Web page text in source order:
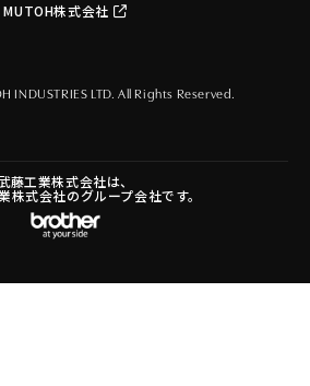
MUTOH株式会社
INDUSTRIES LTD. All Rights Reserved.
藤工業株式会社は、
株式会社のグループ会社です。